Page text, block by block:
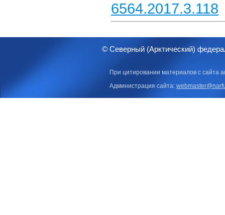
6564.2017.3.118
© Северный (Арктический)
При цитировании материалов с сайта
Администрация сайта: